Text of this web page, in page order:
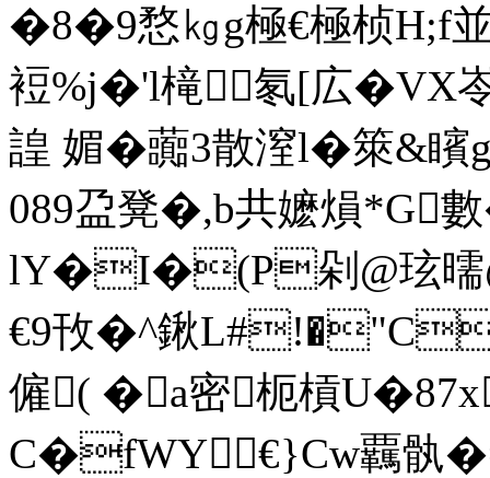
�8�9愗㎏g極€極桢
裋%j�'l槞氡[広�VX
諻 媚�虈3散潌l�箂&
089盁凳�,b共嬷熉*G
lY�I�(P剁@玹
€9攼�^鍬
僱( �a密枙槓
C�fWY€}Cw覊骫